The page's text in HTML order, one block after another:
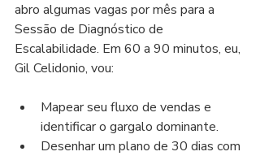
abro algumas vagas por mês para a
Sessão de Diagnóstico de
Escalabilidade. Em 60 a 90 minutos, eu,
Gil Celidonio, vou:
Mapear seu fluxo de vendas e
identificar o gargalo dominante.
Desenhar um plano de 30 dias com